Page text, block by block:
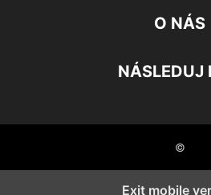
O NÁS
NÁSLEDUJ
©
Exit mobile